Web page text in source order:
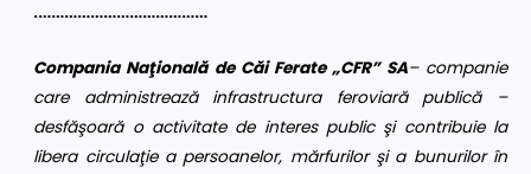
.…………………………………
Compania Naţională de Căi Ferate „CFR” SA– companie
care administrează infrastructura feroviară publică –
desfăşoară o activitate de interes public şi contribuie la
libera circulaţie a persoanelor, mărfurilor şi a bunurilor în